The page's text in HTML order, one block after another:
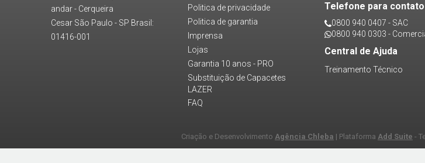
andar - Cerqueira
Cesar São Paulo - SP Brasil:
01416-001
Politica de privacidade
Politica de garantia
Imprensa
Lojas
Garantia 10 anos - PRO
Substituição de Capacetes
LAZER
FAQ
Telefone para contato
0800 940 0407 - SAC
0800 940 0303 -
Central de Ajuda
Treinamento Técnico
Criação e Desenvolvimento Agência Chleba | Plataforma Add Suite -